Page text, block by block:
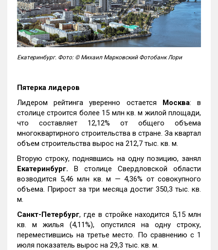
Екатеринбург. Фото: © Михаил Марковский Фотобанк Лори
Пятерка лидеров
Лидером рейтинга уверенно остается Москва: в
столице строится более 15 млн кв. м жилой площади,
что составляет 12,12% от общего объема
многоквартирного строительства в стране. За квартал
объем строительства вырос на 212,7 тыс. кв. м.
Вторую строку, поднявшись на одну позицию, занял
Екатеринбург. В столице Свердловской области
возводится 5,46 млн кв. м — 4,36% от совокупного
объема. Прирост за три месяца достиг 350,3 тыс. кв.
м.
Санкт-Петербург, где в стройке находится 5,15 млн
кв. м жилья (4,11%), опустился на одну строку,
переместившись на третье место. По сравнению с 1
июля показатель вырос на 29,3 тыс. кв. м.